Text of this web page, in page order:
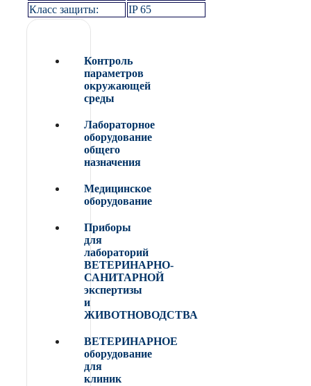
Класс защиты:
IP 65
Контроль
параметров
окружающей
среды
Лабораторное
оборудование
общего
назначения
Медицинское
оборудование
Приборы
для
лабораторий
ВЕТЕРИНАРНО-
САНИТАРНОЙ
экспертизы
и
ЖИВОТНОВОДСТВА
ВЕТЕРИНАРНОЕ
оборудование
для
клиник